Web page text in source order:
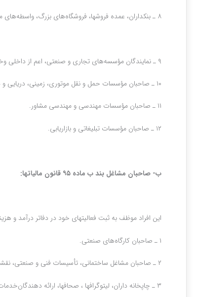
۸ ـ بنکداران‌، عمده فروشها، فروشگاه‌های بزرگ‌، واسطه‌های‌ مالی‌، نمایندگان توزیع کالاهای داخلی و وارداتی و صاحبان انبارها.
۹ ـ نمایندگان مؤسسه‌های تجاری و صنعتی، اعم از داخلی وخارجی‌.
۱۰ ـ صاحبان مؤسسات حمل و نقل موتوری‌، زمینی‌، دریایی ‌و هوایی اعم از مسافری یا باربری‌.
۱۱ ـ صاحبان مؤسسات مهندسی و مهندسی مشاور.
۱۲ ـ صاحبان مؤسسات تبلیغاتی و بازاریابی‌.
ب- صاحبان مشاغل بند ب ماده ۹۵ قانون مالیات‎ها:
این افراد موظف به ثبت فعالیت‎های خود در دفاتر درآمد و هزینه می‎باشند:
۱ ـ صاحبان کارگاه‌های صنعتی‌.
۲ ـ صاحبان مشاغل ساختمانی‌، تأسیسات فنی و صنعتی‌، نقشه‌کشی‌، نقشه برداری‌، محاسبات فنی و نظارت‌.
۳ ـ چاپخانه داران‌، لیتوگرافها ، صحافها، ارائه دهندگان‌خدمات چاپ و گرافیستها.